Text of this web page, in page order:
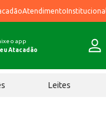
AtendimentoInstitucional
o app
Atacadão
Leites